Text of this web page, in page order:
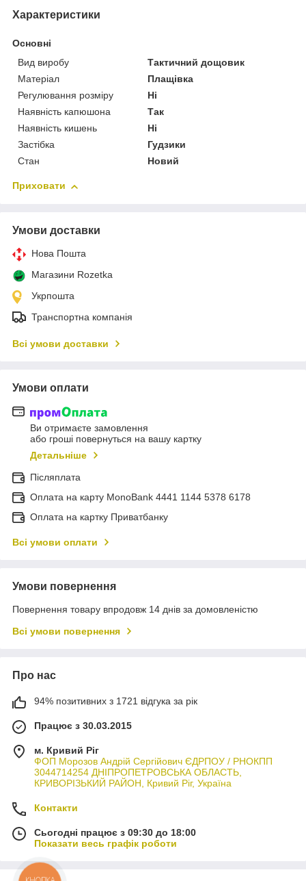
Характеристики
Основні
Вид виробу
Тактичний дощовик
Матеріал
Плащівка
Регулювання розміру
Ні
Наявність капюшона
Так
Наявність кишень
Ні
Застібка
Гудзики
Стан
Новий
Приховати
Умови доставки
Нова Пошта
Магазини Rozetka
Укрпошта
Транспортна компанія
Всі умови доставки
Умови оплати
Ви отримаєте замовлення
або гроші повернуться на вашу картку
Детальніше
Післяплата
Оплата на карту MonoBank 4441 1144 5378 6178
Оплата на картку Приватбанку
Всі умови оплати
Умови повернення
Повернення товару впродовж 14 днів за домовленістю
Всі умови повернення
Про нас
94% позитивних з 1721 відгука за рік
Працює з 30.03.2015
м. Кривий Ріг
ФОП Морозов Андрій Сергійович ЄДРПОУ / РНОКПП
3044714254 ДНІПРОПЕТРОВСЬКА ОБЛАСТЬ,
КРИВОРІЗЬКИЙ РАЙОН, Кривий Ріг, Україна
Контакти
Сьогодні працює з 09:30 до 18:00
Показати весь графік роботи